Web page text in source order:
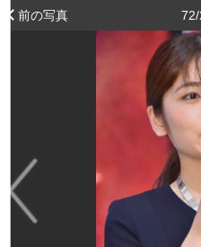
前の写真